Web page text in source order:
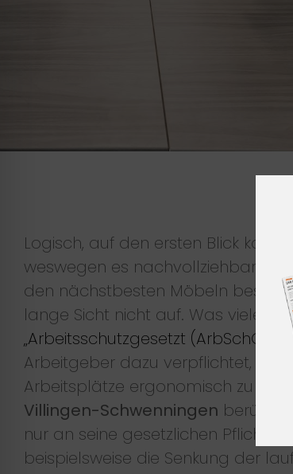
Logisch, auf den ersten Blick
weswegen es nachvollziehbar ist,
den nächstbesten Möbeln
lange Sicht nicht auf. Was viele
„Arbeitsschutzgesetzt (ArbSchG)
Arbeitgeber dazu verpflichtet,
Arbeitsplätze ergonomisch zu
Villingen-Schwenningen
nur an seine gesetzlichen
beispielsweise die Senkung der